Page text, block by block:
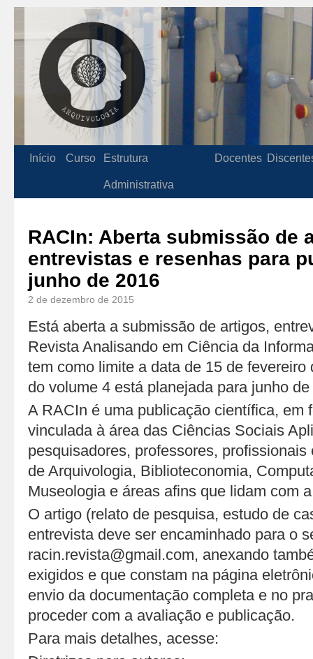
Início Curso Estrutura
Administrativa
Docentes
RACIn: Aberta submissão de
entrevistas e resenhas para
junho de 2016
2 de dezembro de 2015
Está aberta a submissão de artigos,
Revista Analisando em Ciência da
tem como limite a data de 15 de fevereiro
do volume 4 está planejada para junho
A RACIn é uma publicação científica, em
vinculada à área das Ciências Sociais
pesquisadores, professores,
de Arquivologia, Biblioteconomia,
Museologia e áreas afins que lidam com
O artigo (relato de pesquisa, estudo de
entrevista deve ser encaminhado para o
racin.revista@gmail.com, anexando
exigidos e que constam na página
envio da documentação completa e no
proceder com a avaliação e publicação.
Para mais detalhes, acesse: